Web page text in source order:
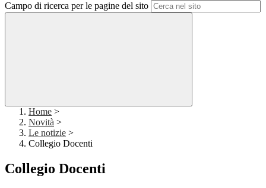
Campo di ricerca per le pagine del sito
Home >
Novità >
Le notizie >
Collegio Docenti
Collegio Docenti